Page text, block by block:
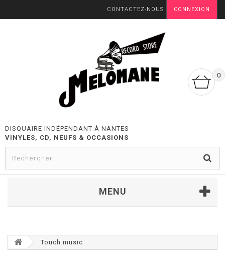
CONNEXION
CONTACTEZ-NOUS
0
DISQUAIRE INDÉPENDANT À NANTES
VINYLES, CD, NEUFS & OCCASIONS
MENU
Touch music